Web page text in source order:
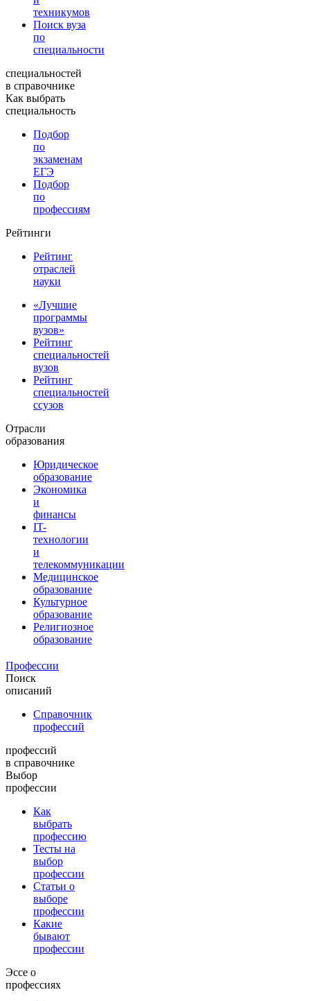
техникумов
Поиск вуза
по
специальности
специальностей
в справочнике
Как выбрать
специальность
Подбор
по
экзаменам
ЕГЭ
Подбор
по
профессиям
Рейтинги
Рейтинг
отраслей
науки
«Лучшие
программы
вузов»
Рейтинг
специальностей
вузов
Рейтинг
специальностей
ссузов
Отрасли
образования
Юридическое
образование
Экономика
и
финансы
IT-
технологии
и
телекоммуникации
Медицинское
образование
Культурное
образование
Религиозное
образование
Профессии
Поиск
описаний
Справочник
профессий
профессий
в справочнике
Выбор
профессии
Как
выбрать
профессию
Тесты на
выбор
профессии
Статьи о
выборе
профессии
Какие
бывают
профессии
Эссе о
профессиях